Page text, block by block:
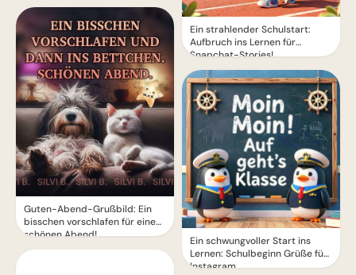
Guten-Abend-Grußbild: Ein
bisschen vorschlafen für einen
schönen Abend!
Ein strahlender Schulstart:
Aufbruch ins Lernen für
Snapchat-Stories!
Ein schwungvoller Start ins
Lernen: Schulbeginn Grüße für
Instagram